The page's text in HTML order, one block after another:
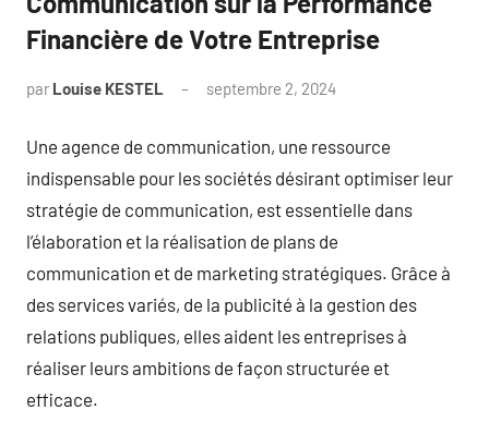
Financière de Votre Entreprise
par Louise KESTEL septembre 2, 2024
Une agence de communication, une ressource
indispensable pour les sociétés désirant optimiser leur
stratégie de communication, est essentielle dans
l’élaboration et la réalisation de plans de
communication et de marketing stratégiques. Grâce à
des services variés, de la publicité à la gestion des
relations publiques, elles aident les entreprises à
réaliser leurs ambitions de façon structurée et
efficace.